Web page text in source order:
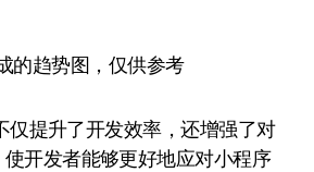
的趋势图，仅供参考
仅提升了开发效率，还增强了对
开发者能够更好地应对小程序